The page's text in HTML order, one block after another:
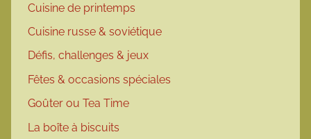
Cuisine de printemps
Cuisine russe & soviétique
Défis, challenges & jeux
Fêtes & occasions spéciales
Goûter ou Tea Time
La boîte à biscuits